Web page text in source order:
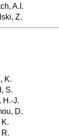
A.I.
Z.
K.
S.
H.-J.
D.